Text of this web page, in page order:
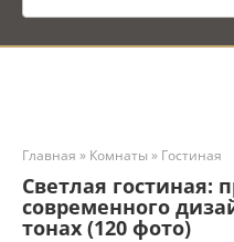
Главная » Комнаты » Гостиная
Светлая гостиная:
современного
тонах (120 фото)